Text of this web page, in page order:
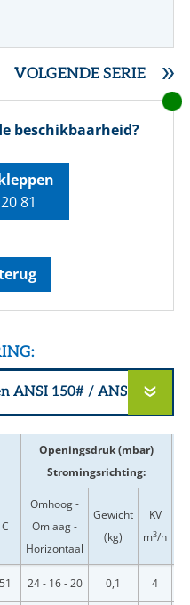
VOLGENDE SERIE
beschikbaarheid?
81
Openingsdruk (mbar)
Stromingsrichting:
C
Omhoog -
Omlaag -
Horizontaal
Gewicht
(kg)
KV
m3/h
51 24 - 16 - 20 0,1 4